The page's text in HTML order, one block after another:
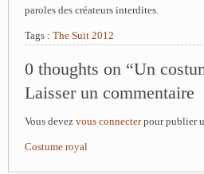
paroles des créateurs interdites.
Tags : The Suit 2012
0 thoughts on “Un
Laisser un commentaire
Vous devez vous connecterpour publier
Costume royal